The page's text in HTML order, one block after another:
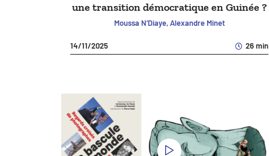
une transition démocratique en Guinée ?
Moussa N’Diaye, Alexandre Minet
14/11/2025 26 min